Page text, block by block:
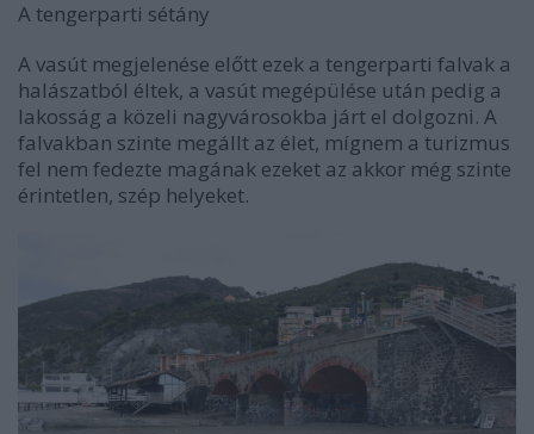
A tengerparti sétány
A vasút megjelenése előtt ezek a tengerparti falvak a
halászatból éltek, a vasút megépülése után pedig a
lakosság a közeli nagyvárosokba járt el dolgozni. A
falvakban szinte megállt az élet, mígnem a turizmus
fel nem fedezte magának ezeket az akkor még szinte
érintetlen, szép helyeket.